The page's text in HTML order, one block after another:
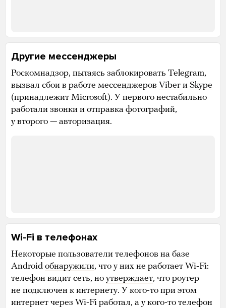
Другие мессенджеры
Роскомнадзор, пытаясь заблокировать Telegram,
вызвал сбои в работе мессенджеров Viber и Skype
(принадлежит Microsoft). У первого нестабильно
работали звонки и отправка фотографий,
у второго — авторизация.
Wi-Fi в телефонах
Некоторые пользователи телефонов на базе
Android обнаружили, что у них не работает Wi-Fi:
телефон видит сеть, но утверждает, что роутер
не подключен к интернету. У кого-то при этом
интернет через Wi-Fi работал, а у кого-то телефон